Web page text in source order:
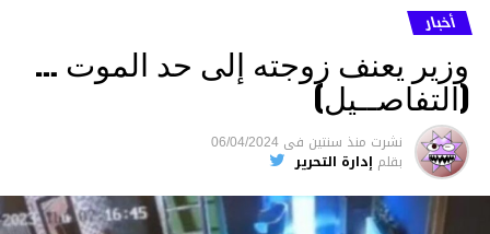
أخبار
وزير يعنف زوجته إلى حد الموت …
(التفاصــيل)
نشرت منذ سنتين فى 06/04/2024
بقلم إدارة التحرير